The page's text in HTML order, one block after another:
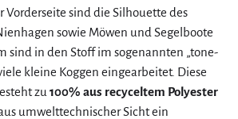
Vorderseite sind die Silhouette des
sowie Möwen und Segelboote
sind in den Stoff im sogenannten „tone-
kleine Koggen eingearbeitet. Diese
zu 100% aus recyceltem Polyester
umwelttechnischer Sicht ein